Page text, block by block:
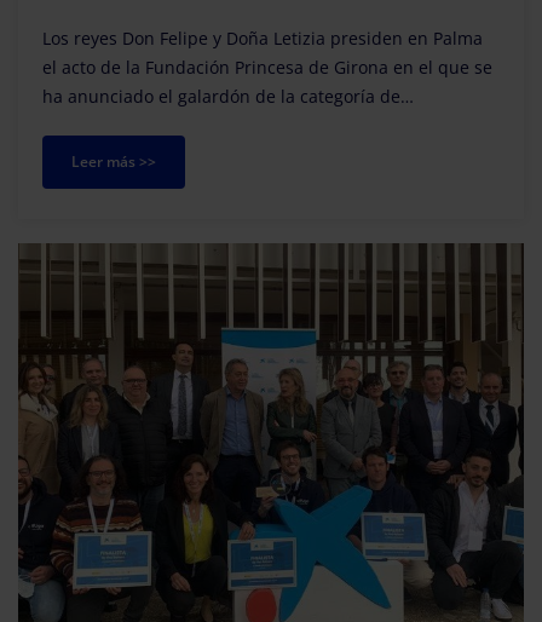
Los reyes Don Felipe y Doña Letizia presiden en Palma
el acto de la Fundación Princesa de Girona en el que se
ha anunciado el galardón de la categoría de
Leer más >>